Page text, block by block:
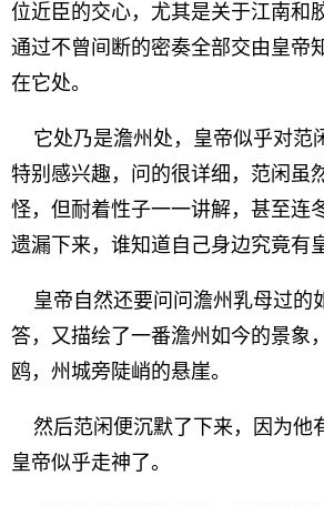
位近臣的交心，尤其是关于江南和
通过不曾间断的密奏全部交由皇帝
在它处。
它处乃是澹州处，皇帝似乎对范
特别感兴趣，问的很详细，范闲虽
怪，但耐着性子一一讲解，甚至连
遗漏下来，谁知道自己身边究竟有
皇帝自然还要问问澹州乳母过的
答，又描绘了一番澹州如今的景象
鸥，州城旁陡峭的悬崖。
然后范闲便沉默了下来，因为他
皇帝似乎走神了。